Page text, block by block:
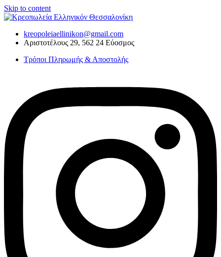
Skip to content
kreopoleiaellinikon@gmail.com
Αριστοτέλους 29, 562 24 Εύοσμος
Τρόποι Πληρωμής & Αποστολής